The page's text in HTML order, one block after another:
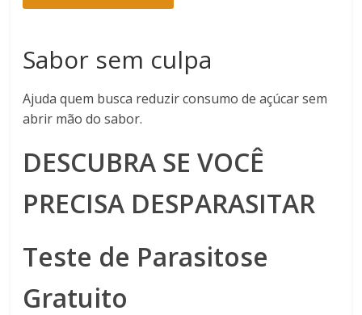
Sabor sem culpa
Ajuda quem busca reduzir consumo de açúcar sem
abrir mão do sabor.
DESCUBRA SE VOCÊ
PRECISA DESPARASITAR
Teste de Parasitose
Gratuito